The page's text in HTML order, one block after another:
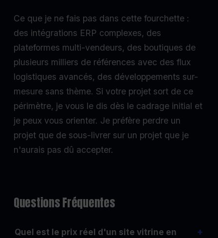
Ce que je ne fais pas dans cette fourchette :
des intégrations ERP complexes, des
plateformes multi-vendeurs, des boutiques de
plusieurs milliers de références avec des flux
logistiques avancés, des développements sur-
mesure sans thème. Si votre projet sort de ce
périmètre, je vous le dis dès le cadrage initial et
je peux vous orienter. Je préfère perdre un
projet que de sous-livrer sur un projet que je
n'aurais pas dû accepter.
Questions Fréquentes
Quel est le prix réel d'un site vitrine en
+